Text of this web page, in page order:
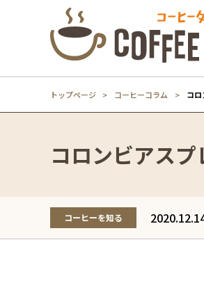
トップページ コーヒーコラム コ
コロンビアス
コーヒーを知る